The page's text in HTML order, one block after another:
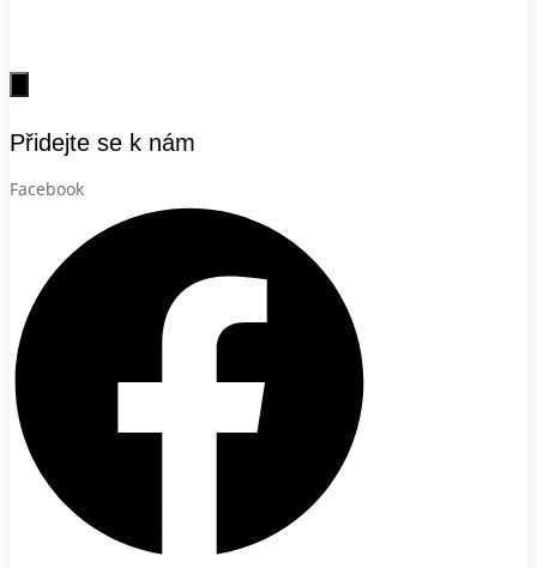
Přidejte se k nám
Facebook